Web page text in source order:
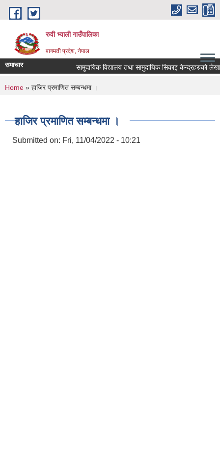
Skip to main content
रुवी भ्याली गाउँपालिका
बागमती प्रदेश, नेपाल
समाचार सामुदायिक विद्यालय तथा सामुदायिक सिकाइ
You are here
Home » हाजिर प्रमाणित सम्बन्धमा ।
हाजिर प्रमाणित सम्बन्धमा ।
Submitted on: Fri, 11/04/2022 - 10:21